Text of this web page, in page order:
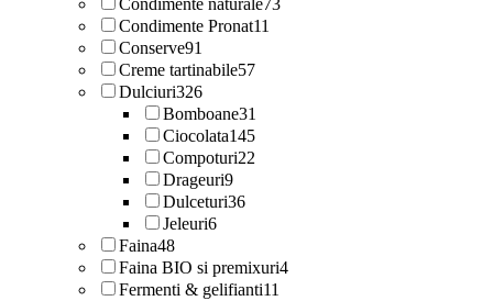
Condimente naturale73
Condimente Pronat11
Conserve91
Creme tartinabile57
Dulciuri326
Bomboane31
Ciocolata145
Compoturi22
Drageuri9
Dulceturi36
Jeleuri6
Faina48
Faina BIO si premixuri4
Fermenti & gelifianti11